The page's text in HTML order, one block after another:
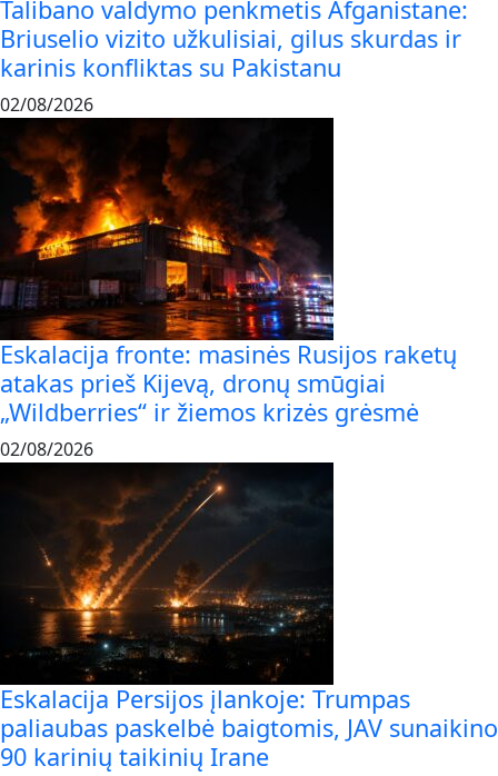
Talibano valdymo penkmetis Afganistane:
Briuselio vizito užkulisiai, gilus skurdas ir
karinis konfliktas su Pakistanu
02/08/2026
Eskalacija fronte: masinės Rusijos raketų
atakas prieš Kijevą, dronų smūgiai
„Wildberries“ ir žiemos krizės grėsmė
02/08/2026
Eskalacija Persijos įlankoje: Trumpas
paliaubas paskelbė baigtomis, JAV sunaikino
90 karinių taikinių Irane